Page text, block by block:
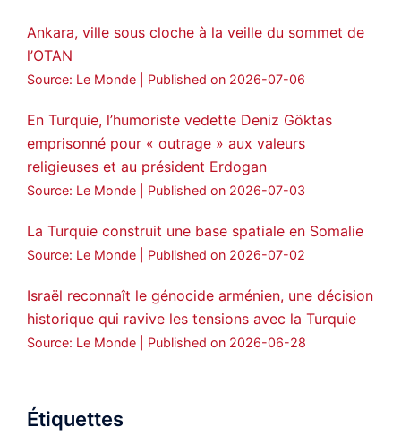
Ankara, ville sous cloche à la veille du sommet de
l’OTAN
Source: Le Monde Published on 2026-07-06
En Turquie, l’humoriste vedette Deniz Göktas
emprisonné pour « outrage » aux valeurs
religieuses et au président Erdogan
Source: Le Monde Published on 2026-07-03
La Turquie construit une base spatiale en Somalie
Source: Le Monde Published on 2026-07-02
Israël reconnaît le génocide arménien, une décision
historique qui ravive les tensions avec la Turquie
Source: Le Monde Published on 2026-06-28
Étiquettes